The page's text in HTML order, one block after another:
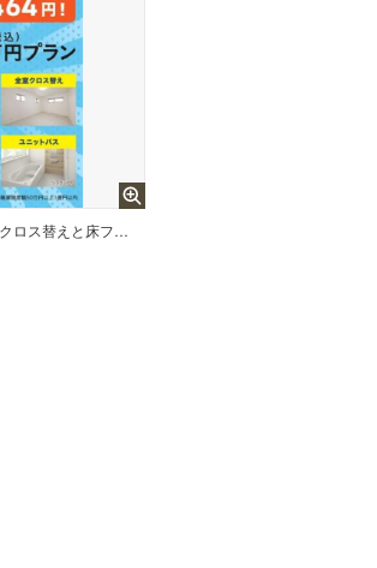
水回り一新に加え、全室クロス替えと床フローリング上貼りがセットになった500万円（税込）プラン！